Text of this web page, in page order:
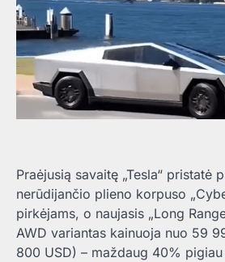
Praėjusią savaitę „Tesla“ pristatė
nerūdijančio plieno korpuso
pirkėjams, o naujasis „Long
AWD variantas kainuoja nuo 59
800 USD) – maždaug 40%